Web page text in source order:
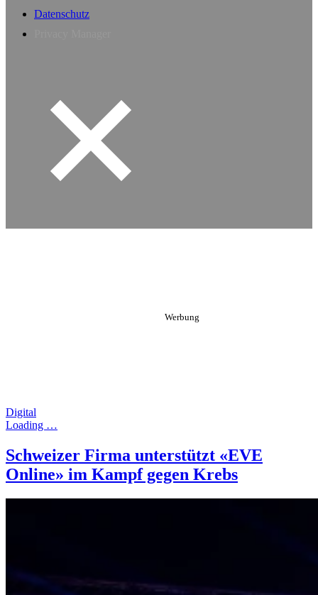
Datenschutz
Digital
Loading …
Schweizer Firma unterstützt «EVE
Online» im Kampf gegen Krebs